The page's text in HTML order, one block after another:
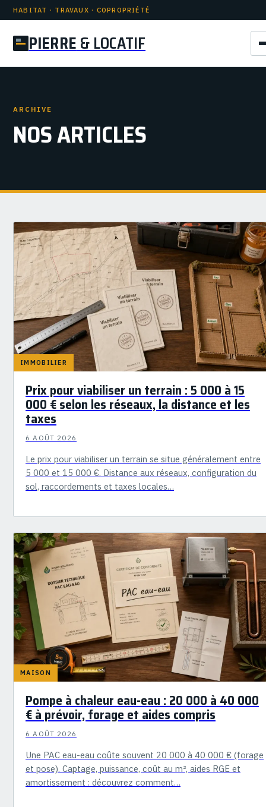
HABITAT · TRAVAUX · COPROPRIÉTÉ
PIERRE & LOCATIF
ARCHIVE
NOS ARTICLES
IMMOBILIER
Prix pour viabiliser un terrain : 5 000 à 15
000 € selon les réseaux, la distance et les
taxes
6 AOÛT 2026
Le prix pour viabiliser un terrain se situe généralement entre
5 000 et 15 000 €. Distance aux réseaux, configuration du
sol, raccordements et taxes locales…
MAISON
Pompe à chaleur eau-eau : 20 000 à 40 000
€ à prévoir, forage et aides compris
6 AOÛT 2026
Une PAC eau-eau coûte souvent 20 000 à 40 000 € (forage
et pose). Captage, puissance, coût au m², aides RGE et
amortissement : découvrez comment…